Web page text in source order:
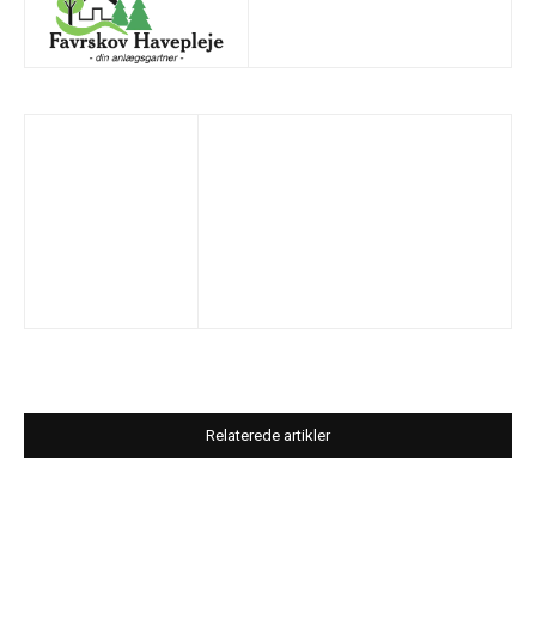
Relaterede artikler